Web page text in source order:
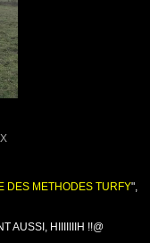
DES METHODES TURFY",
AUSSI, HIIIIIIIH !!@